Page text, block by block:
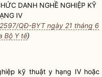
DANH NGHỀ NGHIỆP KỸ
IV
QĐ-BYT ngày 21 tháng 6
Bộ Y tế)
kỹ thuật y hạng IV hoặc